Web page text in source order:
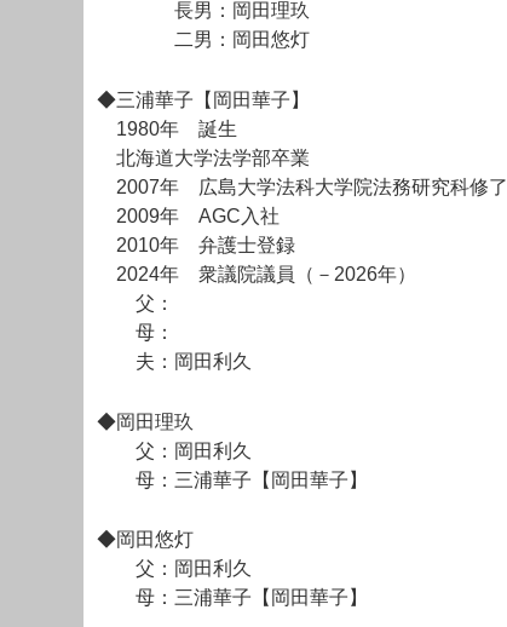
長男：岡田理玖
二男：岡田悠灯
◆三浦華子【岡田華子】
1980年 誕生
北海道大学法学部卒業
2007年 広島大学法科大学院法務研究科修了
2009年 AGC入社
2010年 弁護士登録
2024年 衆議院議員（－2026年）
父：
母：
夫：岡田利久
◆岡田理玖
父：岡田利久
母：三浦華子【岡田華子】
◆岡田悠灯
父：岡田利久
母：三浦華子【岡田華子】